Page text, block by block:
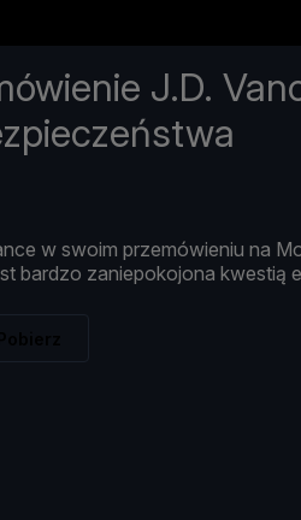
J.D.
w swoim przemówieniu na
bardzo zaniepokojona kwestią